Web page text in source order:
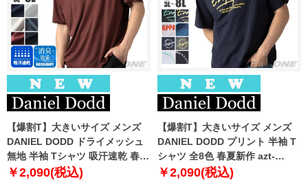
【爆割T】大きいサイズ メンズ
DANIEL DODD ドライメッシュ
無地 半袖 Tシャツ 吸汗速乾 春夏
新作 tjt-2602dry5 【fre】
￥2,090(税込)
【爆割T】大きいサイズ メンズ
DANIEL DODD プリント 半袖 T
シャツ 全8色 春夏新作 azt-
2602pt5 【fre】
￥2,090(税込)